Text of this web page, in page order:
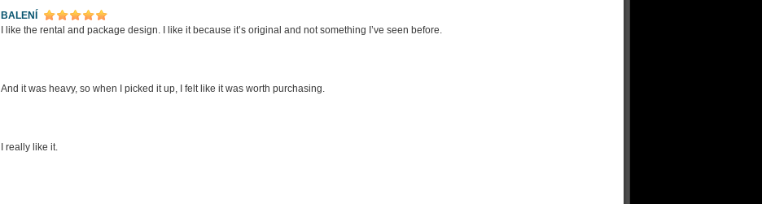
BALENÍ
I like the rental and package design. I like it because it’s original and not something I’ve seen before.
And it was heavy, so when I picked it up, I felt like it was worth purchasing.
I really like it.